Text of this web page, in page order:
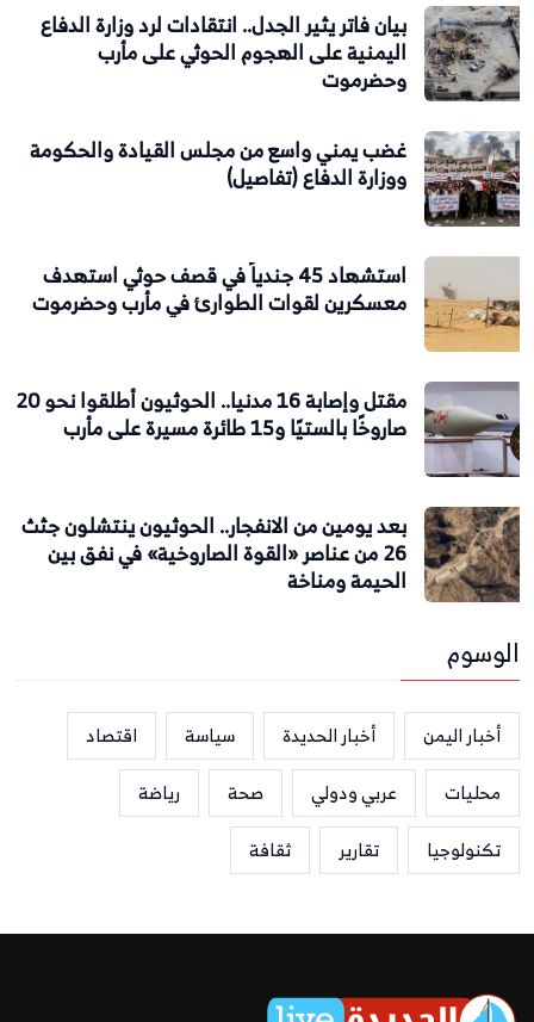
بيان فاتر يثير الجدل.. انتقادات لرد وزارة الدفاع
اليمنية على الهجوم الحوثي على مأرب
وحضرموت
غضب يمني واسع من مجلس القيادة والحكومة
ووزارة الدفاع (تفاصيل)
استشهاد 45 جندياً في قصف حوثي استهدف
معسكرين لقوات الطوارئ في مأرب وحضرموت
مقتل وإصابة 16 مدنيا.. الحوثيون أطلقوا نحو 20
صاروخًا بالستيًا و15 طائرة مسيرة على مأرب
بعد يومين من الانفجار.. الحوثيون ينتشلون جثث
26 من عناصر «القوة الصاروخية» في نفق بين
الحيمة ومناخة
الوسوم
أخبار اليمن أخبار الحديدة سياسة
اقتصاد
محليات
عربي ودولي صحة
رياضة
تكنولوجيا
تقارير ثقافة